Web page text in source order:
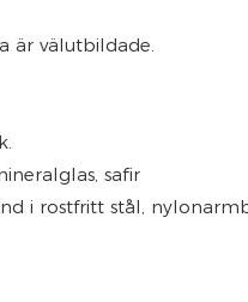
är välutbildade.
safir
i rostfritt stål,